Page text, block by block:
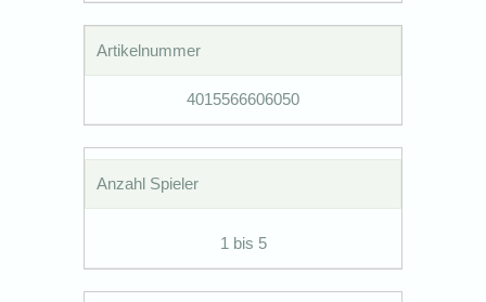
Artikelnummer
4015566606050
Anzahl Spieler
1 bis 5